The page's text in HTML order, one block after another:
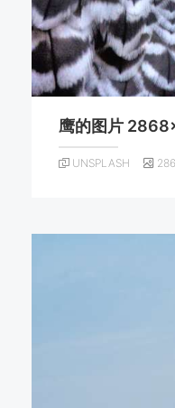
鹰的图片
UNSPLASH